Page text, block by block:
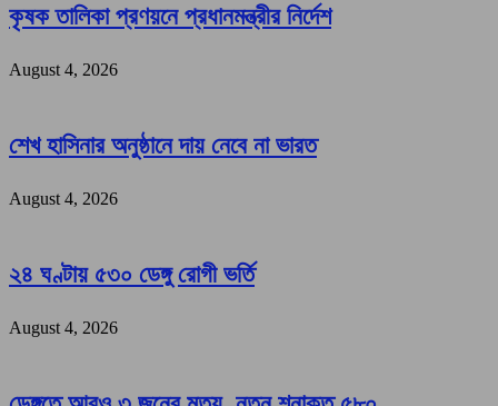
কৃষক তালিকা প্রণয়নে প্রধানমন্ত্রীর নির্দেশ
August 4, 2026
শেখ হাসিনার অনুষ্ঠানে দায় নেবে না ভারত
August 4, 2026
২৪ ঘণ্টায় ৫৩০ ডেঙ্গু রোগী ভর্তি
August 4, 2026